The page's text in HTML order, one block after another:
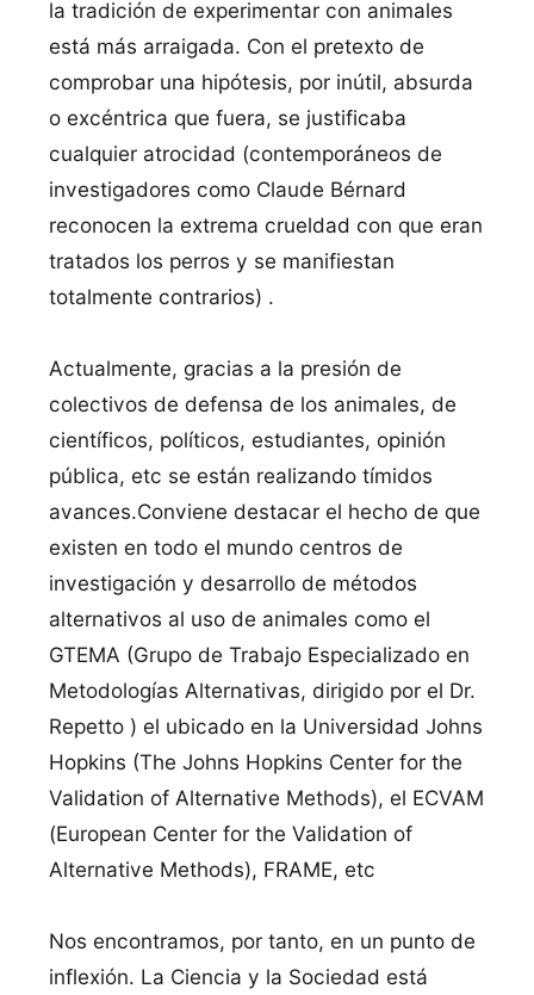
la tradición de experimentar con animales
está más arraigada. Con el pretexto de
comprobar una hipótesis, por inútil, absurda
o excéntrica que fuera, se justificaba
cualquier atrocidad (contemporáneos de
investigadores como Claude Bérnard
reconocen la extrema crueldad con que eran
tratados los perros y se manifiestan
totalmente contrarios) .
Actualmente, gracias a la presión de
colectivos de defensa de los animales, de
cientí­ficos, polí­ticos, estudiantes, opinión
pública, etc se están realizando tí­midos
avances.Conviene destacar el hecho de que
existen en todo el mundo centros de
investigación y desarrollo de métodos
alternativos al uso de animales como el
GTEMA (Grupo de Trabajo Especializado en
Metodologí­as Alternativas, dirigido por el Dr.
Repetto ) el ubicado en la Universidad Johns
Hopkins (The Johns Hopkins Center for the
Validation of Alternative Methods), el ECVAM
(European Center for the Validation of
Alternative Methods), FRAME, etc
Nos encontramos, por tanto, en un punto de
inflexión. La Ciencia y la Sociedad está